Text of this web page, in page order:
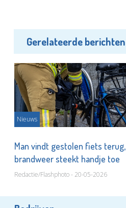
Gerelateerde berichten
Nieuws
Man vindt gestolen fiets terug,
brandweer steekt handje toe
Redactie/Flashphoto - 20-05-2026